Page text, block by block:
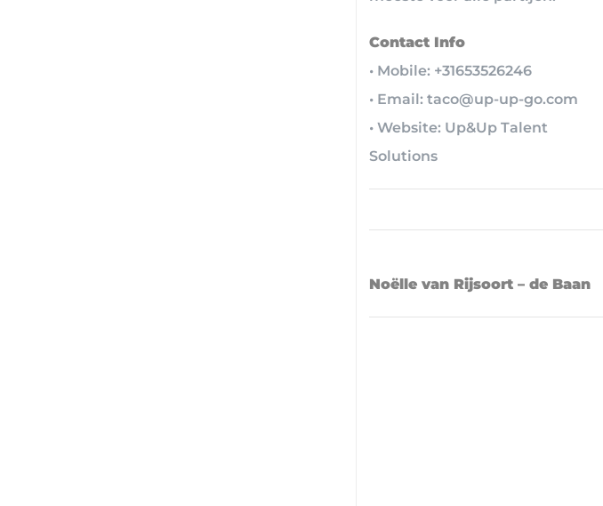
Contact Info
• Mobile: +31653526246
• Email: taco@up-up-go.com
• Website: Up&Up Talent
Solutions
Noëlle van Rijsoort – de Baan